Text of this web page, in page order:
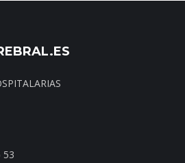
53